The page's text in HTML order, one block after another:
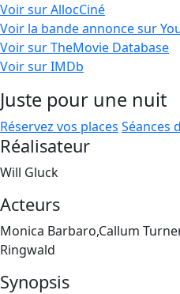
Voir sur AllocCiné
Voir la bande annonce sur
Voir sur TheMovie Database
Voir sur IMDb
Juste pour une nuit
Réservez vos places Séances
Réalisateur
Will Gluck
Acteurs
Monica Barbaro,Callum
Ringwald
Synopsis